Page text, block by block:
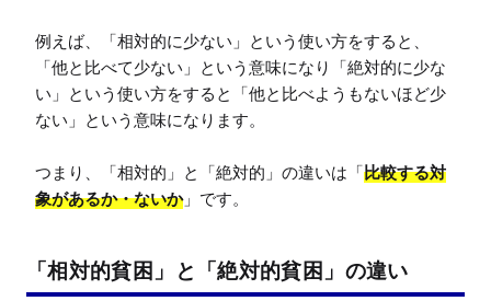
例えば、「相対的に少ない」という使い方をすると、
「他と比べて少ない」という意味になり「絶対的に少な
い」という使い方をすると「他と比べようもないほど少
ない」という意味になります。
つまり、「相対的」と「絶対的」の違いは「比較する対
象があるか・ないか」です。
「相対的貧困」と「絶対的貧困」の違い